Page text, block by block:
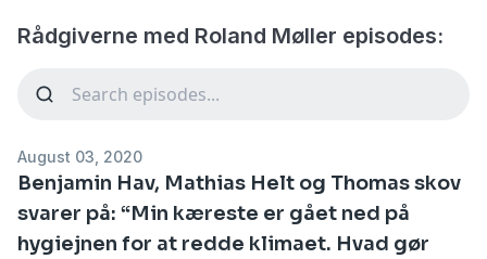
Rådgiverne med Roland Møller episodes:
August 03, 2020
Benjamin Hav, Mathias Helt og Thomas skov
svarer på: “Min kæreste er gået ned på
hygiejnen for at redde klimaet. Hvad gør